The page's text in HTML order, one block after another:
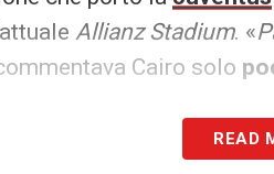
Allianz Stadium. «
Cairo solo
il patron granata ha
READ